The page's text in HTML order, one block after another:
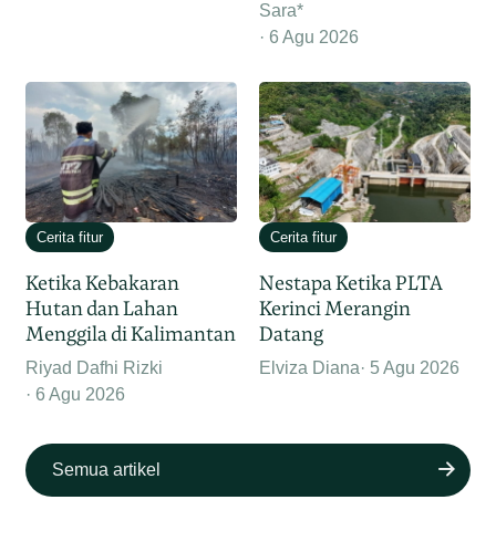
Sara*
6 Agu 2026
Cerita fitur
Ketika Kebakaran
Hutan dan Lahan
Menggila di Kalimantan
Riyad Dafhi Rizki
6 Agu 2026
Cerita fitur
Nestapa Ketika PLTA
Kerinci Merangin
Datang
Elviza Diana 5 Agu 2026
Semua artikel